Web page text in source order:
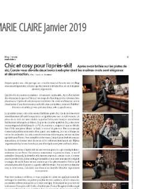
CLAIRE Janvier 2019